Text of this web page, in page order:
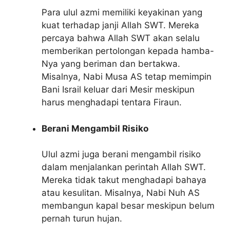
Para ulul azmi memiliki keyakinan yang
kuat terhadap janji Allah SWT. Mereka
percaya bahwa Allah SWT akan selalu
memberikan pertolongan kepada hamba-
Nya yang beriman dan bertakwa.
Misalnya, Nabi Musa AS tetap memimpin
Bani Israil keluar dari Mesir meskipun
harus menghadapi tentara Firaun.
Berani Mengambil Risiko
Ulul azmi juga berani mengambil risiko
dalam menjalankan perintah Allah SWT.
Mereka tidak takut menghadapi bahaya
atau kesulitan. Misalnya, Nabi Nuh AS
membangun kapal besar meskipun belum
pernah turun hujan.